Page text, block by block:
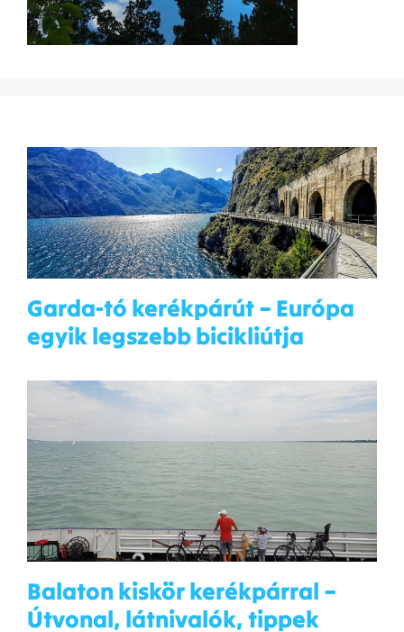
Garda-tó kerékpárút – Európa
egyik legszebb bicikliútja
Balaton kiskör kerékpárral –
Útvonal, látnivalók, tippek